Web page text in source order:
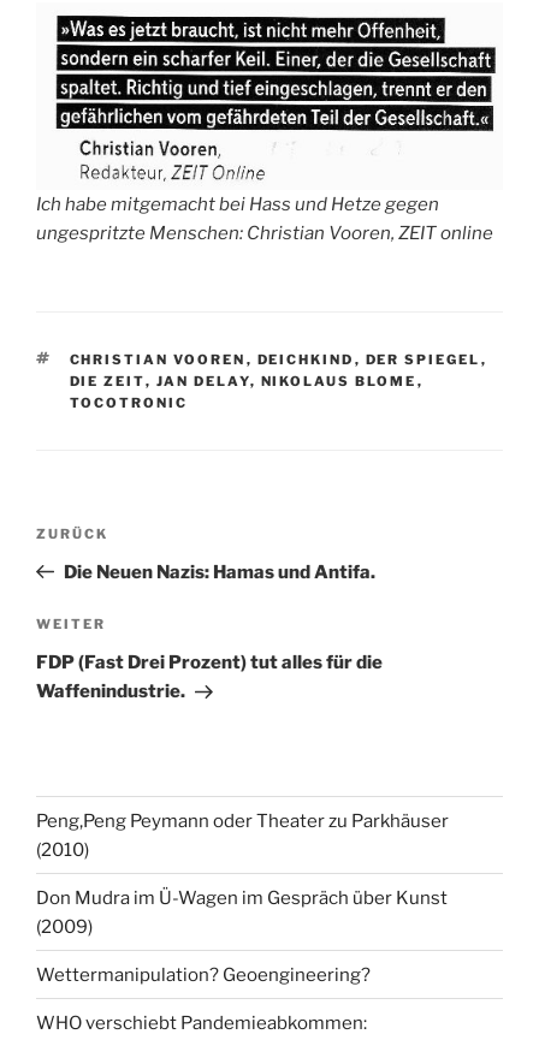
Ich habe mitgemacht bei Hass und Hetze gegen
ungespritzte Menschen: Christian Vooren, ZEIT online
SCHLAGWÖRTER
CHRISTIAN VOOREN , DEICHKIND , DER SPIEGEL ,
DIE ZEIT, JAN DELAY, NIKOLAUS BLOME ,
TOCOTRONIC
Beitragsnavigation
Vorheriger
Beitrag
ZURÜCK
Die Neuen Nazis: Hamas und Antifa.
Nächster
Beitrag
WEITER
FDP (Fast Drei Prozent) tut alles für die
Waffenindustrie.
Peng,Peng Peymann oder Theater zu Parkhäuser
(2010)
Don Mudra im Ü-Wagen im Gespräch über Kunst
(2009)
Wettermanipulation? Geoengineering?
WHO verschiebt Pandemieabkommen: